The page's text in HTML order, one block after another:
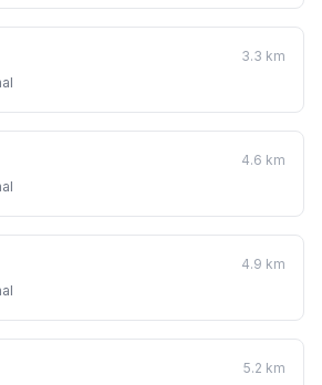
3.3 km
4.6 km
4.9 km
5.2 km